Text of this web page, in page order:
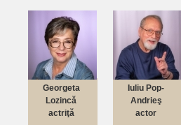
Georgeta
Lozincă
actriţă
Iuliu Pop-
Andrieş
actor